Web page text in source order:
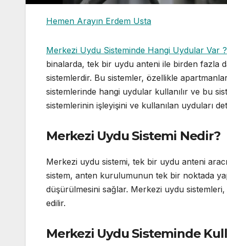
Hemen Arayın Erdem Usta
Merkezi Uydu Sisteminde Hangi Uydular Var ?
binalarda, tek bir uydu anteni ile birden fazla
sistemlerdir. Bu sistemler, özellikle
sistemlerinde hangi uydular kullanılır ve bu
sistemlerinin işleyişini ve kullanılan uyduları
Merkezi Uydu Sistemi Nedir?
Merkezi uydu sistemi, tek bir uydu anteni
sistem, anten kurulumunun tek bir noktada
düşürülmesini sağlar. Merkezi uydu
edilir.
Merkezi Uydu Sisteminde